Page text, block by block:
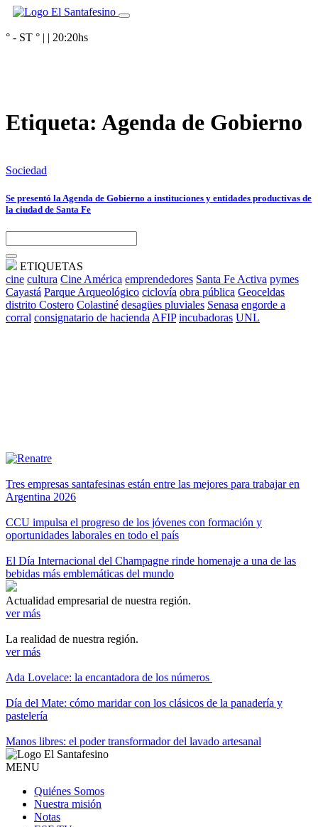
° - ST ° | | 20:20hs
Etiqueta: Agenda de Gobierno
Sociedad
Se presentó la Agenda de Gobierno a instituciones y entidades productivas de
la ciudad de Santa Fe
ETIQUETAS
cine cultura Cine América emprendedores Santa Fe Activa pymes
Cayastá Parque Arqueológico ciclovía obra pública Geoceldas
distrito Costero Colastiné desagües pluviales Senasa engorde a
corral consignatario de hacienda AFIP incubadoras UNL
Tres empresas santafesinas están entre las mejores para trabajar en
Argentina 2026
CCU impulsa el progreso de los jóvenes con formación y
oportunidades laborales en todo el país
El Día Internacional del Champagne rinde homenaje a una de las
bebidas más emblemáticas del mundo
Actualidad empresarial de nuestra región.
ver más
La realidad de nuestra región.
ver más
Ada Lovelace: la encantadora de los números
Día del Mate: cómo maridar con los clásicos de la panadería y
pastelería
Manos libres: el poder transformador del lavado artesanal
MENU
Quiénes Somos
Nuestra misión
Notas